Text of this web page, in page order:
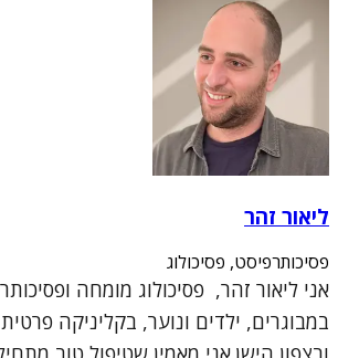
ליאור זהר
פסיכותרפיסט, פסיכולוג
אני ליאור זהר, פסיכולוג מומחה
במבוגרים, ילדים ונוער, בקליניקה